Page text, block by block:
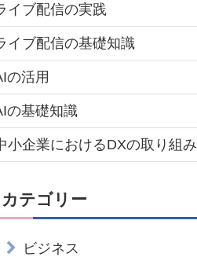
イブ配信の実践
イブ配信の基礎知識
の活用
の基礎知識
小企業におけるDXの取り組み
カテゴリー
ビジネス